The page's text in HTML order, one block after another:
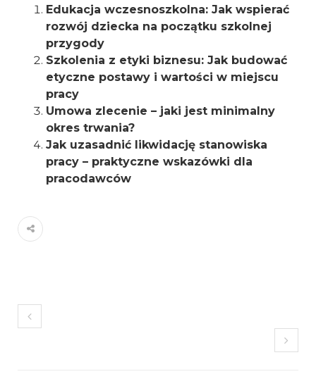
Edukacja wczesnoszkolna: Jak wspierać
rozwój dziecka na początku szkolnej
przygody
Szkolenia z etyki biznesu: Jak budować
etyczne postawy i wartości w miejscu
pracy
Umowa zlecenie – jaki jest minimalny
okres trwania?
Jak uzasadnić likwidację stanowiska
pracy – praktyczne wskazówki dla
pracodawców